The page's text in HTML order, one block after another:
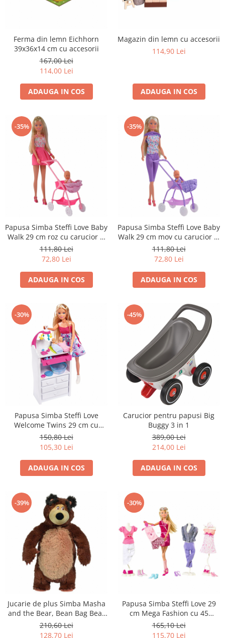
Woody
Zoch
Ferma din lemn Eichhorn
39x36x14 cm cu accesorii
167,00 Lei
114,00 Lei
ADAUGA IN COS
Magazin din lemn cu accesorii
114,90 Lei
ADAUGA IN COS
-35%
Papusa Simba Steffi Love Baby
Walk 29 cm roz cu carucior si
accesorii
111,80 Lei
72,80 Lei
ADAUGA IN COS
-35%
Papusa Simba Steffi Love Baby
Walk 29 cm mov cu carucior si
accesorii
111,80 Lei
72,80 Lei
ADAUGA IN COS
-30%
Papusa Simba Steffi Love
Welcome Twins 29 cm cu
accesorii
150,80 Lei
105,30 Lei
ADAUGA IN COS
-45%
Carucior pentru papusi Big
Buggy 3 in 1
389,00 Lei
214,00 Lei
ADAUGA IN COS
-39%
Jucarie de plus Simba Masha
and the Bear, Bean Bag Bear
40 cm
210,60 Lei
128,70 Lei
-30%
Papusa Simba Steffi Love 29
cm Mega Fashion cu 45
accesorii
165,10 Lei
115,70 Lei